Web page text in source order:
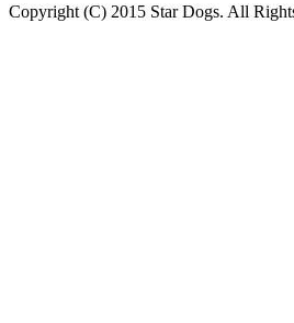
Copyright (C) 2015 Star Dogs. All